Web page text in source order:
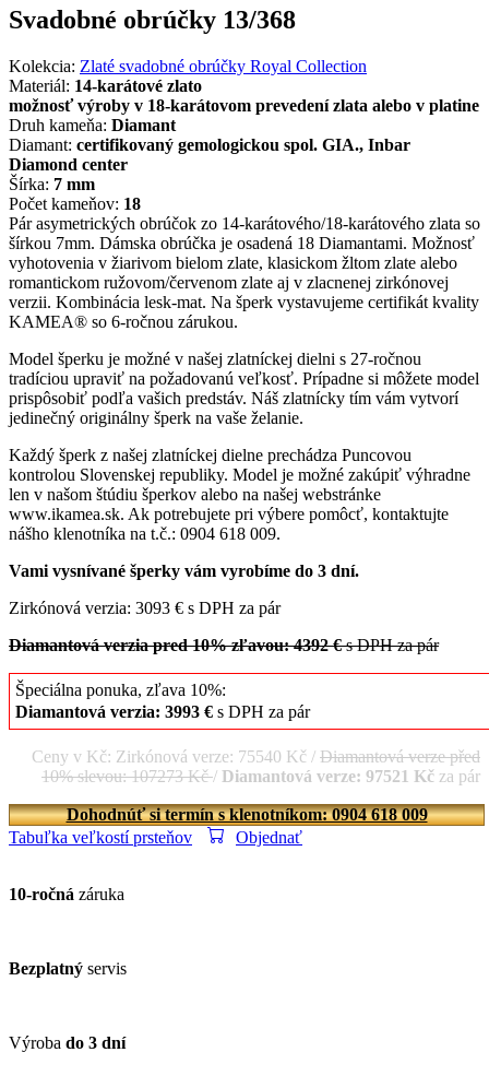
Svadobné obrúčky 13/368
Kolekcia: Zlaté svadobné obrúčky Royal Collection
Materiál: 14-karátové zlato
možnosť výroby v 18-karátovom prevedení zlata alebo v platine
Druh kameňa: Diamant
Diamant: certifikovaný gemologickou spol. GIA., Inbar
Diamond center
Šírka: 7 mm
Počet kameňov: 18
Pár asymetrických obrúčok zo 14-karátového/18-karátového zlata so
šírkou 7mm. Dámska obrúčka je osadená 18 Diamantami. Možnosť
vyhotovenia v žiarivom bielom zlate, klasickom žltom zlate alebo
romantickom ružovom/červenom zlate aj v zlacnenej zirkónovej
verzii. Kombinácia lesk-mat. Na šperk vystavujeme certifikát kvality
KAMEA® so 6-ročnou zárukou.
Model šperku je možné v našej zlatníckej dielni s 27-ročnou
tradíciou upraviť na požadovanú veľkosť. Prípadne si môžete model
prispôsobiť podľa vašich predstáv. Náš zlatnícky tím vám vytvorí
jedinečný originálny šperk na vaše želanie.
Každý šperk z našej zlatníckej dielne prechádza Puncovou
kontrolou Slovenskej republiky. Model je možné zakúpiť výhradne
len v našom štúdiu šperkov alebo na našej webstránke
www.ikamea.sk. Ak potrebujete pri výbere pomôcť, kontaktujte
nášho klenotníka na t.č.: 0904 618 009.
Vami vysnívané šperky vám vyrobíme do 3 dní.
Zirkónová verzia: 3093 € s DPH za pár
Diamantová verzia pred 10% zľavou: 4392 €s DPH za pár
Špeciálna ponuka, zľava 10%:
Diamantová verzia: 3993 € s DPH za pár
Ceny v Kč: Zirkónová verze: 75540 Kč / Diamantová verze před
10% slevou: 107273 Kč/ Diamantová verze: 97521 Kč za pár
Dohodnúť si termín s klenotníkom: 0904 618 009
Tabuľka veľkostí prsteňov
Objednať
10-ročná záruka
Bezplatný servis
Výroba do 3 dní